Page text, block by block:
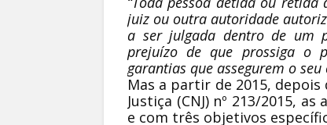
juiz ou outra autoridade
a ser julgada dentro de um
prejuízo de que prossiga o
garantias que assegurem o
Mas a partir de 2015, depois
Justiça (CNJ) nº 213/2015,
e com três objetivos